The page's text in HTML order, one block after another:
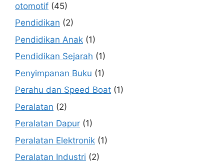
otomotif (45)
Pendidikan (2)
Pendidikan Anak (1)
Pendidikan Sejarah (1)
Penyimpanan Buku (1)
Perahu dan Speed Boat (1)
Peralatan (2)
Peralatan Dapur (1)
Peralatan Elektronik (1)
Peralatan Industri (2)